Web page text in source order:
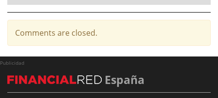
Comments are closed.
Publicidad
España